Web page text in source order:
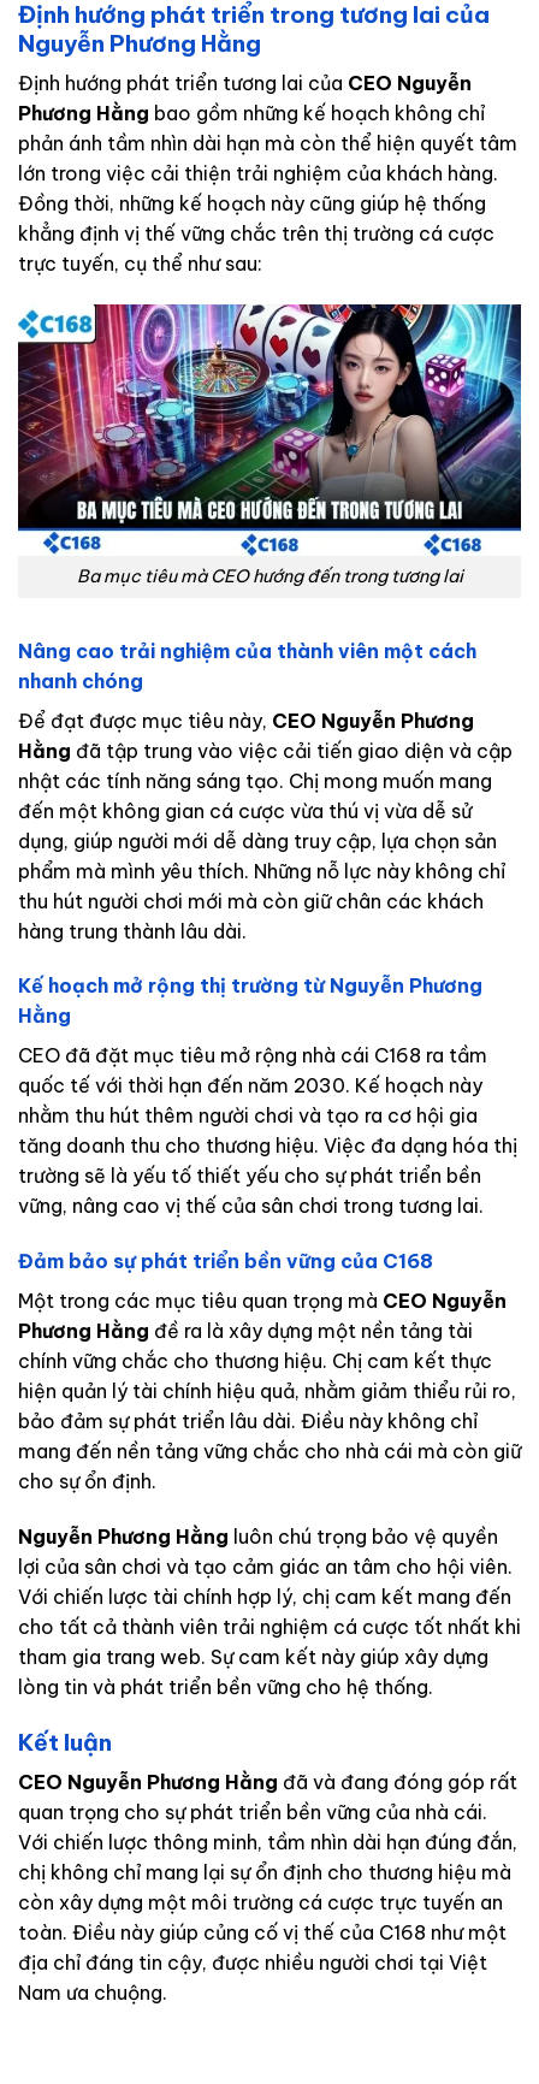
Định hướng phát triển trong tương lai của
Nguyễn Phương Hằng
Định hướng phát triển tương lai của CEO Nguyễn
Phương Hằng bao gồm những kế hoạch không chỉ
phản ánh tầm nhìn dài hạn mà còn thể hiện quyết tâm
lớn trong việc cải thiện trải nghiệm của khách hàng.
Đồng thời, những kế hoạch này cũng giúp hệ thống
khẳng định vị thế vững chắc trên thị trường cá cược
trực tuyến, cụ thể như sau:
Ba mục tiêu mà CEO hướng đến trong tương lai
Nâng cao trải nghiệm của thành viên một cách
nhanh chóng
Để đạt được mục tiêu này, CEO Nguyễn Phương
Hằng đã tập trung vào việc cải tiến giao diện và cập
nhật các tính năng sáng tạo. Chị mong muốn mang
đến một không gian cá cược vừa thú vị vừa dễ sử
dụng, giúp người mới dễ dàng truy cập, lựa chọn sản
phẩm mà mình yêu thích. Những nỗ lực này không chỉ
thu hút người chơi mới mà còn giữ chân các khách
hàng trung thành lâu dài.
Kế hoạch mở rộng thị trường từ Nguyễn Phương
Hằng
CEO đã đặt mục tiêu mở rộng nhà cái C168 ra tầm
quốc tế với thời hạn đến năm 2030. Kế hoạch này
nhằm thu hút thêm người chơi và tạo ra cơ hội gia
tăng doanh thu cho thương hiệu. Việc đa dạng hóa thị
trường sẽ là yếu tố thiết yếu cho sự phát triển bền
vững, nâng cao vị thế của sân chơi trong tương lai.
Đảm bảo sự phát triển bền vững của C168
Một trong các mục tiêu quan trọng mà CEO Nguyễn
Phương Hằng đề ra là xây dựng một nền tảng tài
chính vững chắc cho thương hiệu. Chị cam kết thực
hiện quản lý tài chính hiệu quả, nhằm giảm thiểu rủi ro,
bảo đảm sự phát triển lâu dài. Điều này không chỉ
mang đến nền tảng vững chắc cho nhà cái mà còn giữ
cho sự ổn định.
Nguyễn Phương Hằng luôn chú trọng bảo vệ quyền
lợi của sân chơi và tạo cảm giác an tâm cho hội viên.
Với chiến lược tài chính hợp lý, chị cam kết mang đến
cho tất cả thành viên trải nghiệm cá cược tốt nhất khi
tham gia trang web. Sự cam kết này giúp xây dựng
lòng tin và phát triển bền vững cho hệ thống.
Kết luận
CEO Nguyễn Phương Hằng đã và đang đóng góp rất
quan trọng cho sự phát triển bền vững của nhà cái.
Với chiến lược thông minh, tầm nhìn dài hạn đúng đắn,
chị không chỉ mang lại sự ổn định cho thương hiệu mà
còn xây dựng một môi trường cá cược trực tuyến an
toàn. Điều này giúp củng cố vị thế của C168 như một
địa chỉ đáng tin cậy, được nhiều người chơi tại Việt
Nam ưa chuộng.